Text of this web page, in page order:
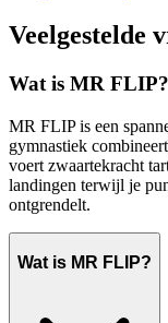
Veelgestelde
Wat is MR FLIP?
MR FLIP is een
gymnastiek
voert zwaartekracht
landingen terwijl je
ontgrendelt.
Wat is MR FLIP?